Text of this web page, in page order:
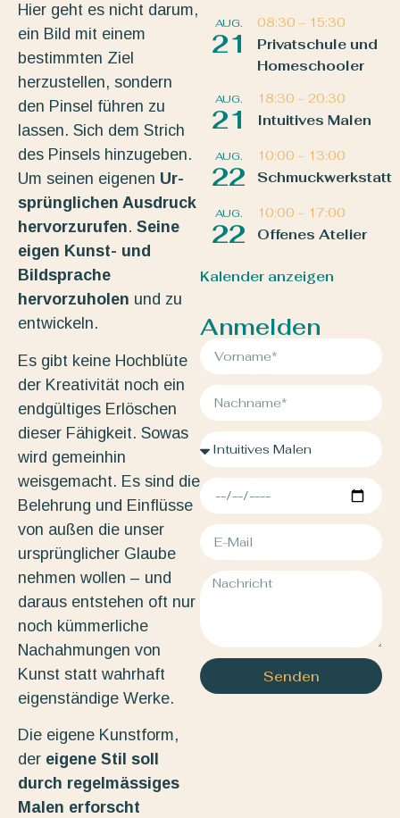
Hier geht es nicht darum,
ein Bild mit einem
bestimmten Ziel
herzustellen, sondern
den Pinsel führen zu
lassen. Sich dem Strich
des Pinsels hinzugeben.
Um seinen eigenen Ur-
sprünglichen Ausdruck
hervorzurufen. Seine
eigen Kunst- und
Bildsprache
hervorzuholen und zu
entwickeln.
Es gibt keine Hochblüte
der Kreativität noch ein
endgültiges Erlöschen
dieser Fähigkeit. Sowas
wird gemeinhin
weisgemacht. Es sind die
Belehrung und Einflüsse
von außen die unser
ursprünglicher Glaube
nehmen wollen – und
daraus entstehen oft nur
noch kümmerliche
Nachahmungen von
Kunst statt wahrhaft
eigenständige Werke.
Die eigene Kunstform,
der eigene Stil soll
durch regelmässiges
Malen erforscht
AUG.
21
08:30 – 15:30
Privatschule und
Homeschooler
AUG.
21
18:30 – 20:30
Intuitives Malen
AUG.
22
10:00 – 13:00
Schmuckwerkstatt
AUG.
22
10:00 – 17:00
Offenes Atelier
Kalender anzeigen
Anmelden
Senden